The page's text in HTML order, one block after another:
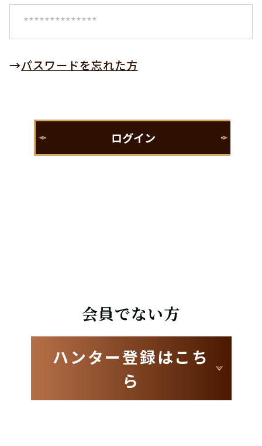
→パスワードを忘れた方
会員でない方
ハンター登録はこち
ら